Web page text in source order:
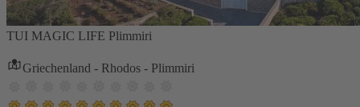
TUI MAGIC LIFE Plimmiri
Griechenland - Rhodos - Plimmiri